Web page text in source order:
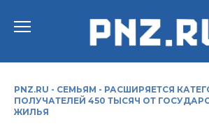
PNZ.RU - СЕМЬЯМ - РАСШИРЯЕТСЯ
ПОЛУЧАТЕЛЕЙ 450 ТЫСЯЧ ОТ
ЖИЛЬЯ